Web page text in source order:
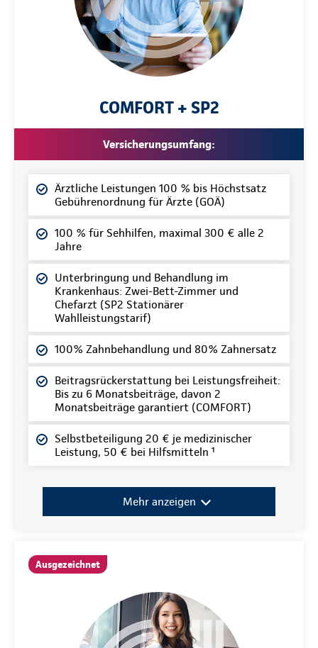
COMFORT + SP2
Versicherungsumfang:
Ärztliche Leistungen 100 % bis Höchstsatz
Gebührenordnung für Ärzte (GOÄ)
100 % für Sehhilfen, maximal 300 € alle 2
Jahre
Unterbringung und Behandlung im
Krankenhaus: Zwei-Bett-Zimmer und
Chefarzt (SP2 Stationärer
Wahlleistungstarif)
100% Zahnbehandlung und 80% Zahnersatz
Beitragsrückerstattung bei Leistungsfreiheit:
Bis zu 6 Monatsbeiträge, davon 2
Monatsbeiträge garantiert (COMFORT)
Selbstbeteiligung 20 € je medizinischer
Leistung, 50 € bei Hilfsmitteln ¹
Mehr anzeigen
Ausgezeichnet